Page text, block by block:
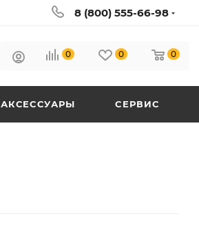
8 (800) 555-66-98
0 0 0
АКСЕССУАРЫ СЕРВИС